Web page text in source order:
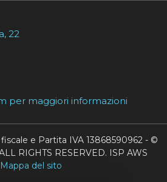
22
per maggiori informazioni
e Partita IVA 13868590962 - ©
RIGHTS RESERVED. ISP AWS
Mappa del sito